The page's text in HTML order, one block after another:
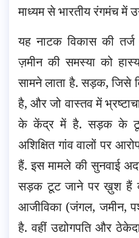
माध्यम से भारतीय रंगमंच में
यह नाटक विकास की
ज़मीन की समस्या को
सामने लाता है. सड़क, जिसे
है, और जो वास्तव में
के केंद्र में है. सड़क के टूट
अशिक्षित गांव वालों पर
हैं. इस मामले की सुनवाई
सड़क टूट जाने पर ख़ुश हैं
आजीविका (जंगल, जमीन,
है. वहीं उद्योगपति और